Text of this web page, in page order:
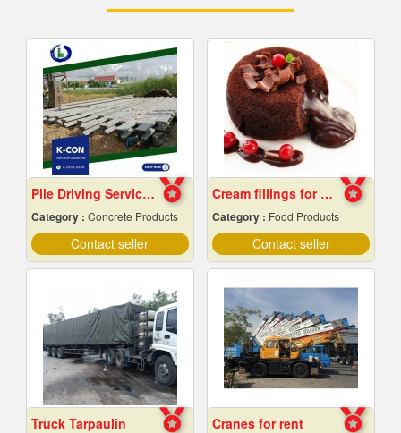
Pile Driving Services, Samut Prakan - Affordable Prices
Category : Concrete Products
Contact seller
Cream fillings for bread
Category : Food Products
Contact seller
Truck Tarpaulin Cranes for rent